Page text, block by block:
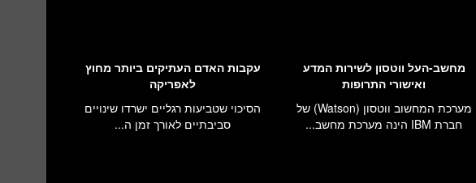
מחשב-העל ווטסון לשירות המדע
ואישורי התרופות
מערכת המחשוב ווטסון (Watson) של
חברת IBM הינה מערכת מחשב...
עקבות האדם העתיקים ביותר מחוץ
לאפריקה
הסיכוי שטביעות רגליים ישרדו שינויים
סביבתיים לאורך זמן ה...